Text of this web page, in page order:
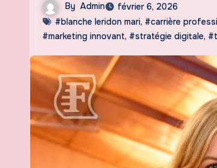
By Admin
février 6, 2026
#blanche leridon mari, #carrière
#marketing innovant, #stratégie digitale,